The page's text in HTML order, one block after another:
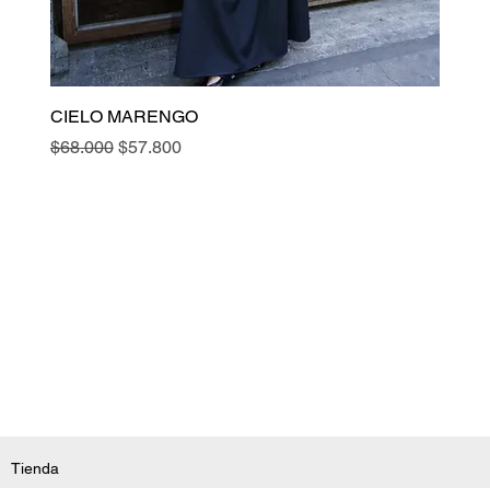
CIELO MARENGO
Precio
$68.000 Precio de oferta
$57.800
Tienda